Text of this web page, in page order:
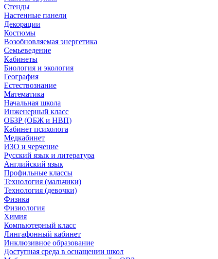
Стенды
Настенные панели
Декорации
Костюмы
Возобновляемая энергетика
Семьеведение
Кабинеты
Биология и экология
География
Естествознание
Математика
Начальная школа
Инженерный класс
ОБЗР (ОБЖ и НВП)
Кабинет психолога
Медкабинет
ИЗО и черчение
Русский язык и литература
Английский язык
Профильные классы
Технология (мальчики)
Технология (девочки)
Физика
Физиология
Химия
Компьютерный класс
Лингафонный кабинет
Инклюзивное образование
Доступная среда в оснащении школ